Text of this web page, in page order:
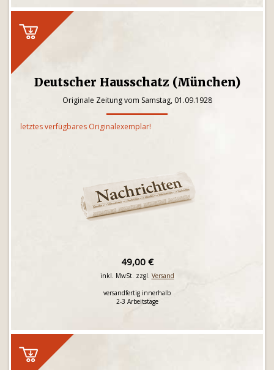
Deutscher Hausschatz (München)
Originale Zeitung vom Samstag, 01.09.1928
letztes verfügbares Originalexemplar!
49,00 €
inkl. MwSt. zzgl. Versand
versandfertig innerhalb
2-3 Arbeitstage